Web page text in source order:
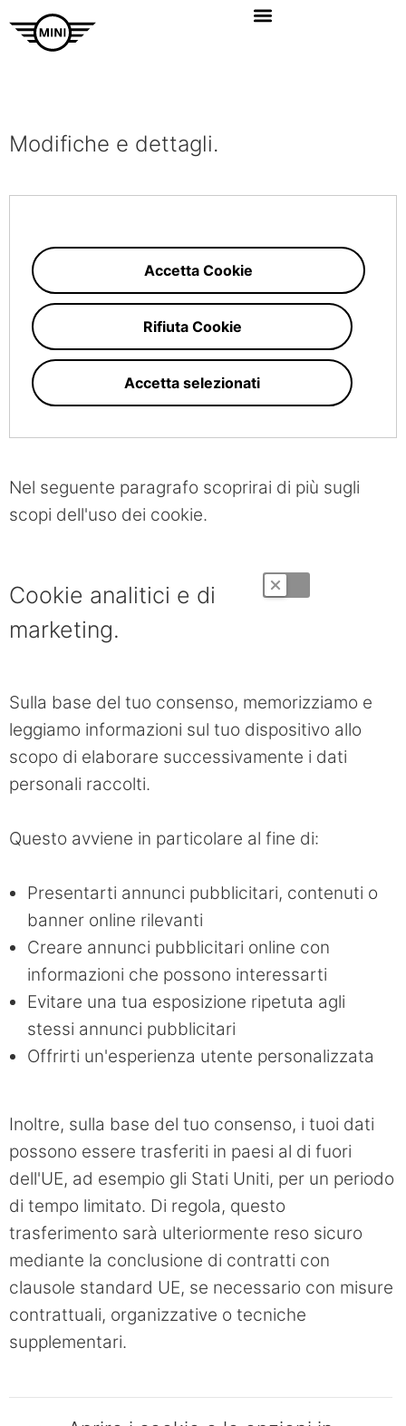
Modifiche e dettagli.
Accetta selezionati
Rifiuta Cookie
Accetta Cookie
Nel seguente paragrafo scoprirai di più sugli
scopi dell'uso dei cookie.
Cookie analitici e di
marketing.
Sulla base del tuo consenso, memorizziamo e
leggiamo informazioni sul tuo dispositivo allo
scopo di elaborare successivamente i dati
personali raccolti.
Questo avviene in particolare al fine di:
Presentarti annunci pubblicitari, contenuti o
banner online rilevanti
Creare annunci pubblicitari online con
informazioni che possono interessarti
Evitare una tua esposizione ripetuta agli
stessi annunci pubblicitari
Offrirti un'esperienza utente personalizzata
Inoltre, sulla base del tuo consenso, i tuoi dati
possono essere trasferiti in paesi al di fuori
dell'UE, ad esempio gli Stati Uniti, per un periodo
di tempo limitato. Di regola, questo
trasferimento sarà ulteriormente reso sicuro
mediante la conclusione di contratti con
clausole standard UE, se necessario con misure
contrattuali, organizzative o tecniche
supplementari.